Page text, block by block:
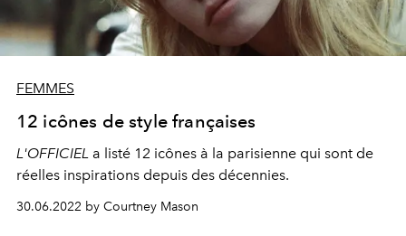
FEMMES
12 icônes de style françaises
L'OFFICIEL a listé 12 icônes à la parisienne qui sont de
réelles inspirations depuis des décennies.
30.06.2022 by Courtney Mason